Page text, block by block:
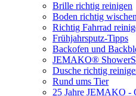
Brille richtig reinigen
Boden richtig wischen
Richtig Fahrrad
Frühjahrsputz-Tipps
Backofen und
JEMAKO®
Dusche richtig
Rund ums Tier
25 Jahre JEMAKO -